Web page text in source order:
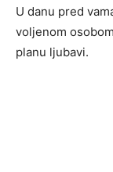
U danu pred
voljenom
planu ljubavi.